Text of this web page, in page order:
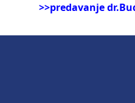
>>predavanje